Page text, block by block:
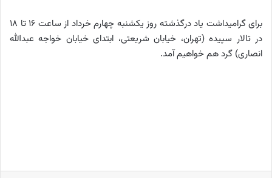
برای گرامیداشت یاد درگذشته روز یکشنبه چهارم خرداد از ساعت ۱۶ تا ۱۸
در تالار سپیده (تهران، خیابان شریعتی، ابتدای خیابان خواجه عبدالله
انصاری) گرد هم خواهیم آمد.